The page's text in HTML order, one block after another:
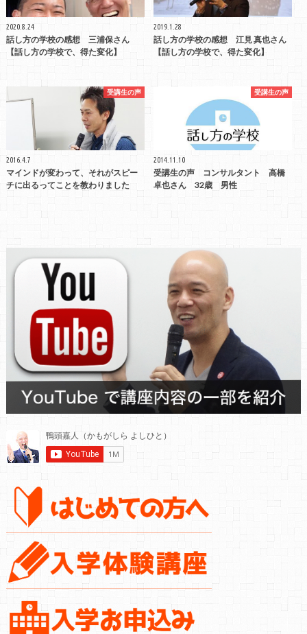
2020.8.24
話し方の学校の感想 三浦保さん
【話し方の学校で、得た変化】
2019.1.28
話し方の学校の感想 江見 真也さん
【話し方の学校で、得た変化】
受講生の声
2016.4.7
マインドが変わって、それがスピー
チに出るってことを教わりました
受講生の声
2014.11.10
受講生の声 コンサルタント 高橋
卓也さん 32歳 男性